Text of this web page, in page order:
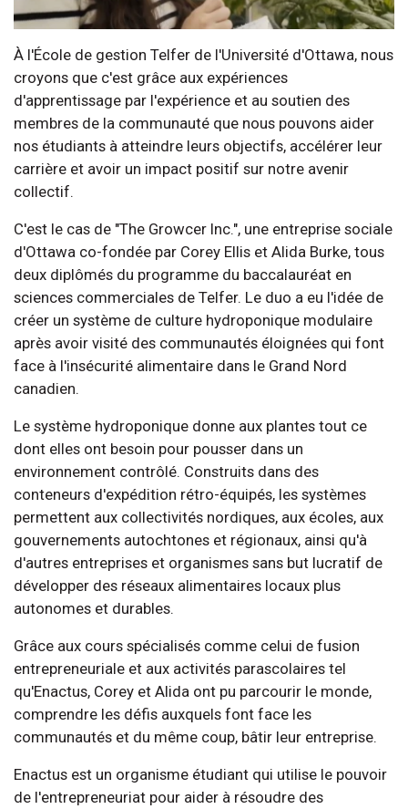
À l'École de gestion Telfer de l'Université d'Ottawa, nous
croyons que c'est grâce aux expériences
d'apprentissage par l'expérience et au soutien des
membres de la communauté que nous pouvons aider
nos étudiants à atteindre leurs objectifs, accélérer leur
carrière et avoir un impact positif sur notre avenir
collectif.
C'est le cas de "The Growcer Inc.", une entreprise sociale
d'Ottawa co-fondée par Corey Ellis et Alida Burke, tous
deux diplômés du programme du baccalauréat en
sciences commerciales de Telfer. Le duo a eu l'idée de
créer un système de culture hydroponique modulaire
après avoir visité des communautés éloignées qui font
face à l'insécurité alimentaire dans le Grand Nord
canadien.
Le système hydroponique donne aux plantes tout ce
dont elles ont besoin pour pousser dans un
environnement contrôlé. Construits dans des
conteneurs d'expédition rétro-équipés, les systèmes
permettent aux collectivités nordiques, aux écoles, aux
gouvernements autochtones et régionaux, ainsi qu'à
d'autres entreprises et organismes sans but lucratif de
développer des réseaux alimentaires locaux plus
autonomes et durables.
Grâce aux cours spécialisés comme celui de fusion
entrepreneuriale et aux activités parascolaires tel
qu'Enactus, Corey et Alida ont pu parcourir le monde,
comprendre les défis auxquels font face les
communautés et du même coup, bâtir leur entreprise.
Enactus est un organisme étudiant qui utilise le pouvoir
de l'entrepreneuriat pour aider à résoudre des